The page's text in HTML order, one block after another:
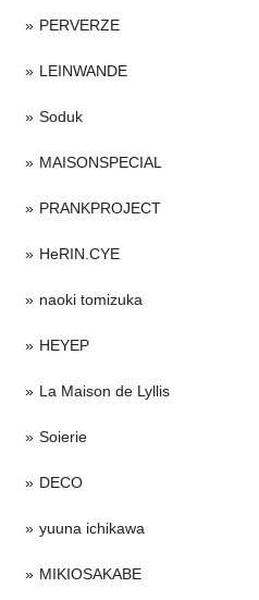
PERVERZE
LEINWANDE
Soduk
MAISONSPECIAL
PRANKPROJECT
HeRIN.CYE
naoki tomizuka
HEYEP
La Maison de Lyllis
Soierie
DECO
yuuna ichikawa
MIKIOSAKABE